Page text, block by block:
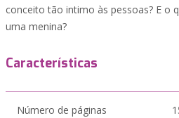
conceito tão intimo às pessoas? E o
uma menina?
Características
Número de páginas